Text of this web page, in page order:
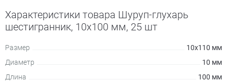
Характеристики товара Шуруп-глухарь
шестигранник, 10х100 мм, 25 шт
Размер
10х110 мм
Диаметр
10 мм
Длина
100 мм